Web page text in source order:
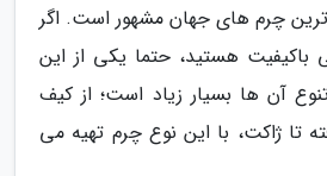
چرم های جهان مشهور است. اگر
باکیفیت هستید، حتما یکی از این
آن ها بسیار زیاد است؛ از کیف
تا ژاکت، با این نوع چرم تهیه می